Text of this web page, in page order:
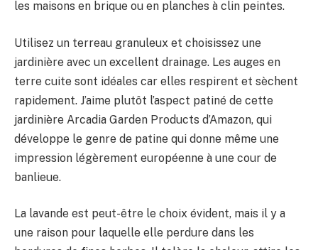
les maisons en brique ou en planches à clin peintes.
Utilisez un terreau granuleux et choisissez une
jardinière avec un excellent drainage. Les auges en
terre cuite sont idéales car elles respirent et sèchent
rapidement. J’aime plutôt l’aspect patiné de cette
jardinière Arcadia Garden Products d’Amazon, qui
développe le genre de patine qui donne même une
impression légèrement européenne à une cour de
banlieue.
La lavande est peut-être le choix évident, mais il y a
une raison pour laquelle elle perdure dans les